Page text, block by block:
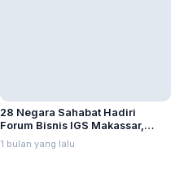
28 Negara Sahabat Hadiri
Forum Bisnis IGS Makassar,
Munafri Tawarkan Investasi
1 bulan yang lalu